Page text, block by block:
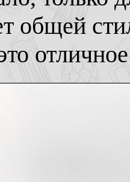
общей